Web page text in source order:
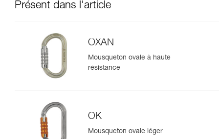
Présent dans l'article
OXAN
Mousqueton ovale à haute
résistance
OK
Mousqueton ovale léger